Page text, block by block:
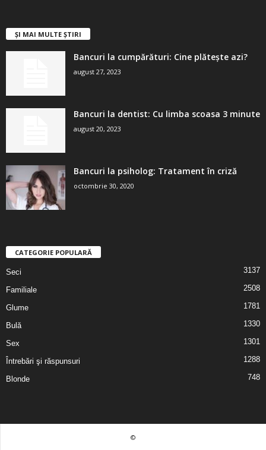
ȘI MAI MULTE ȘTIRI
Bancuri la cumpărături: Cine plătește azi?
august 27, 2023
Bancuri la dentist: Cu limba scoasa 3 minute
august 20, 2023
Bancuri la psiholog: Tratament în criză
octombrie 30, 2020
CATEGORIE POPULARĂ
Seci 3137
Familiale 2508
Glume 1781
Bulă 1330
Sex 1301
Întrebări şi răspunsuri 1288
Blonde 748
©